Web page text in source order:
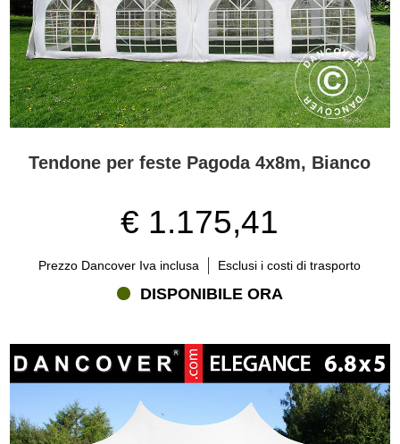
Tendone per feste Pagoda 4x8m, Bianco
€ 1.175,41
Prezzo Dancover Iva inclusa Esclusi i costi di trasporto
DISPONIBILE ORA